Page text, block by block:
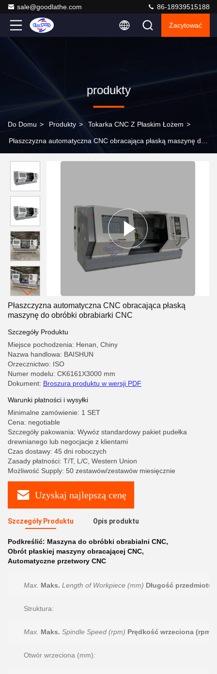
sale@goodlathe.com 86-18939515188
Zacytować
produkty
Do Domu > Produkty > Tokarka CNC Z Płaskim Łożem >
Płaszczyzna automatyczna CNC obracająca płaską maszynę do
Płaszczyzna automatyczna CNC obracająca płaską
maszynę do obróbki obrabiarki CNC
Szczegóły Produktu
Miejsce pochodzenia: Henan, Chiny
Nazwa handlowa: BAISHUN
Orzecznictwo: ISO
Numer modelu: CK6161X3000 mm
Dokument: Broszura produktu w wersji PDF
Warunki płatności i wysyłki
Minimalne zamówienie: 1 SET
Cena: negotiable
Szczegóły pakowania: Wywóz standardowy pakiet pudełka
drewnianego lub negocjacje z klientami
Czas dostawy: 45 dni roboczych
Zasady płatności: T/T, L/C, Western Union
Możliwość Supply: 50 zestawów/zestawów miesięcznie
Uzyskaj najlepszą cenę
Szczegóły Produktu Opis produktu
Podkreślić: Maszyna do obróbki obrabialni CNC,
Obrót płaskiej maszyny obracającej CNC,
Automatyczne przetwory CNC
Max. Maks. Length of Workpiece (mm) Długość przedmiotu
Struktura:
Max. Maks. Spindle Speed (rpm) Prędkość wrzeciona (rpm)
Otwór wrzeciona (mm):